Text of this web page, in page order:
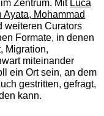
Zentrum. Mit Luca
Mohammad
weiteren Curators
Formate, in denen
Migration,
miteinander
ein Ort sein, an dem
gestritten, gefragt,
kann.